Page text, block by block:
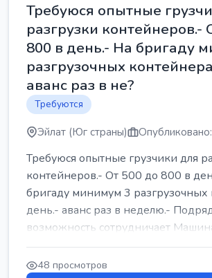
Требуюся опытные
разгрузки контейнеров.-
800 в день.- На бригаду
разгрузочных
аванс раз в не?
Требуются
Эйлат (Юг страны)
Требуюся опытные грузчики для
контейнеров.- От 500 до 800 в
бригаду минимум 3 разгрузочных
день.- аванс раз в неделю.-
возможность сотрудничает
48 просмотров